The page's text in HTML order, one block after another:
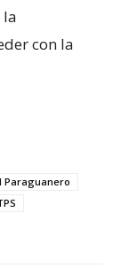
la
con la
Paraguanero